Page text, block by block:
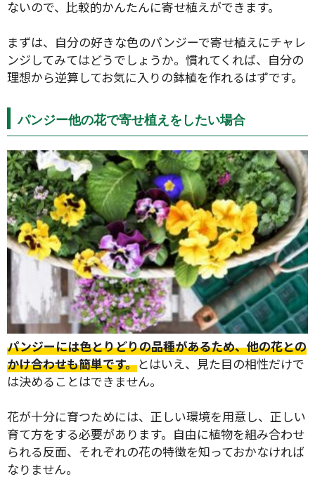
ないので、比較的かんたんに寄せ植えができます。
まずは、自分の好きな色のパンジーで寄せ植えにチャレ
ンジしてみてはどうでしょうか。慣れてくれば、自分の
理想から逆算してお気に入りの鉢植を作れるはずです。
パンジー他の花で寄せ植えをしたい場合
パンジーには色とりどりの品種があるため、他の花との
かけ合わせも簡単です。とはいえ、見た目の相性だけで
は決めることはできません。
花が十分に育つためには、正しい環境を用意し、正しい
育て方をする必要があります。自由に植物を組み合わせ
られる反面、それぞれの花の特徴を知っておかなければ
なりません。